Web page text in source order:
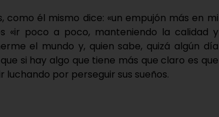
como él mismo dice: «un empujón más en mi
«ir poco a poco, manteniendo la calidad y
el mundo y, quien sabe, quizá algún día
si hay algo que tiene más que claro es que
luchando por perseguir sus sueños.